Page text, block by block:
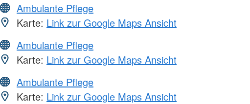
Ambulante Pflege
Karte: Link zur Google Maps Ansicht
Ambulante Pflege
Karte: Link zur Google Maps Ansicht
Ambulante Pflege
Karte: Link zur Google Maps Ansicht